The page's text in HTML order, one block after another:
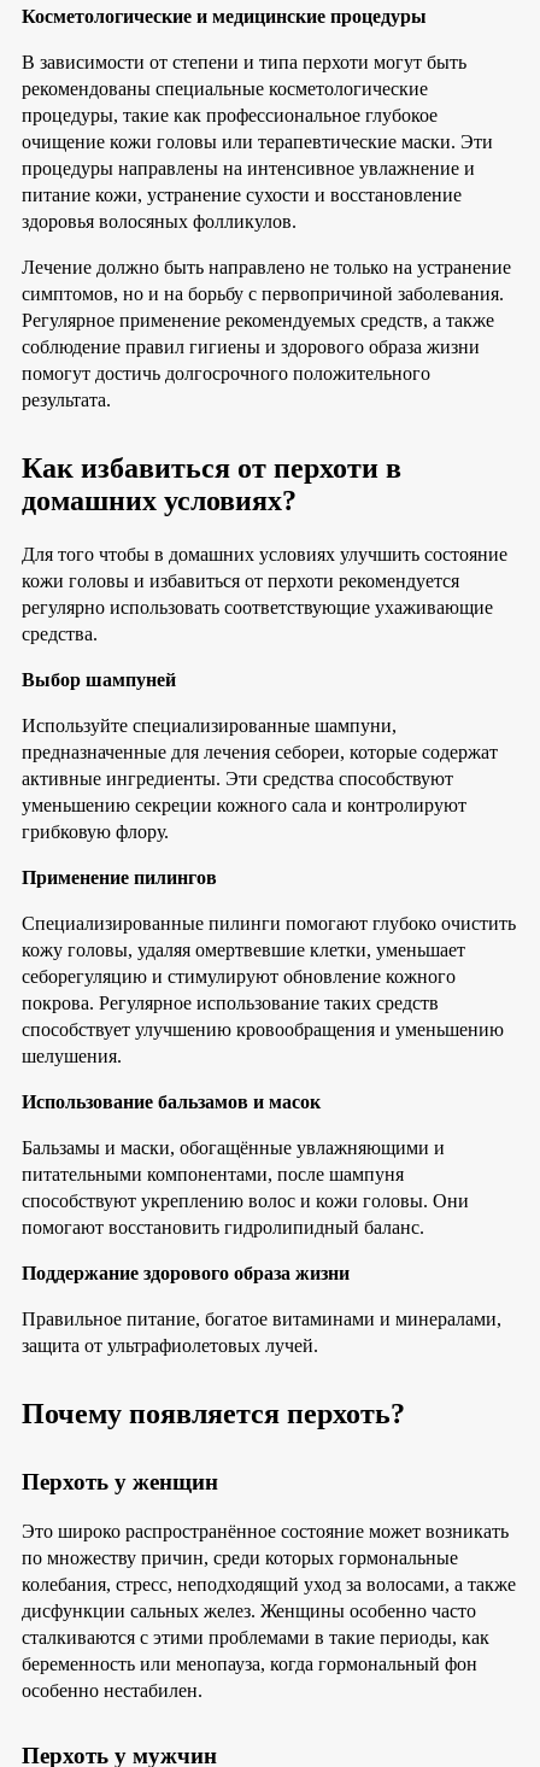
Косметологические и медицинские процедуры
В зависимости от степени и типа перхоти могут быть
рекомендованы специальные косметологические
процедуры, такие как профессиональное глубокое
очищение кожи головы или терапевтические маски. Эти
процедуры направлены на интенсивное увлажнение и
питание кожи, устранение сухости и восстановление
здоровья волосяных фолликулов.
Лечение должно быть направлено не только на устранение
симптомов, но и на борьбу с первопричиной заболевания.
Регулярное применение рекомендуемых средств, а также
соблюдение правил гигиены и здорового образа жизни
помогут достичь долгосрочного положительного
результата.
Как избавиться от перхоти в
домашних условиях?
Для того чтобы в домашних условиях улучшить состояние
кожи головы и избавиться от перхоти рекомендуется
регулярно использовать соответствующие ухаживающие
средства.
Выбор шампуней
Используйте специализированные шампуни,
предназначенные для лечения себореи, которые содержат
активные ингредиенты. Эти средства способствуют
уменьшению секреции кожного сала и контролируют
грибковую флору.
Применение пилингов
Специализированные пилинги помогают глубоко очистить
кожу головы, удаляя омертвевшие клетки, уменьшает
себорегуляцию и стимулируют обновление кожного
покрова. Регулярное использование таких средств
способствует улучшению кровообращения и уменьшению
шелушения.
Использование бальзамов и масок
Бальзамы и маски, обогащённые увлажняющими и
питательными компонентами, после шампуня
способствуют укреплению волос и кожи головы. Они
помогают восстановить гидролипидный баланс.
Поддержание здорового образа жизни
Правильное питание, богатое витаминами и минералами,
защита от ультрафиолетовых лучей.
Почему появляется перхоть?
Перхоть у женщин
Это широко распространённое состояние может возникать
по множеству причин, среди которых гормональные
колебания, стресс, неподходящий уход за волосами, а также
дисфункции сальных желез. Женщины особенно часто
сталкиваются с этими проблемами в такие периоды, как
беременность или менопауза, когда гормональный фон
особенно нестабилен.
Перхоть у мужчин